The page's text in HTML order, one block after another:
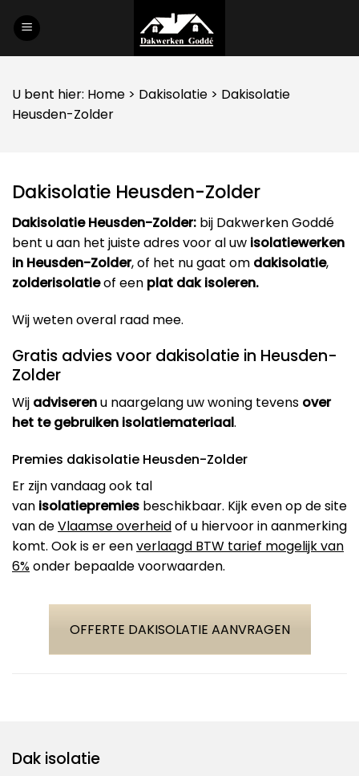
U bent hier: Home > Dakisolatie > Dakisolatie
Heusden-Zolder
Dakisolatie Heusden-Zolder
Dakisolatie Heusden-Zolder: bij Dakwerken Goddé
bent u aan het juiste adres voor al uw isolatiewerken
in Heusden-Zolder, of het nu gaat om dakisolatie,
zolderisolatieof een plat dak isoleren.
Wij weten overal raad mee.
Gratis advies voor dakisolatie in Heusden-
Zolder
Wij adviserenu naargelang uw woning tevens over
het te gebruiken isolatiemateriaal.
Premies dakisolatie Heusden-Zolder
Er zijn vandaag ook tal
van isolatiepremies beschikbaar. Kijk even op de site
van deVlaamse overheidof u hiervoor in aanmerking
komt. Ook is er eenverlaagd BTW tarief mogelijk van
6%onder bepaalde voorwaarden.
OFFERTE DAKISOLATIE AANVRAGEN
Dak isolatie